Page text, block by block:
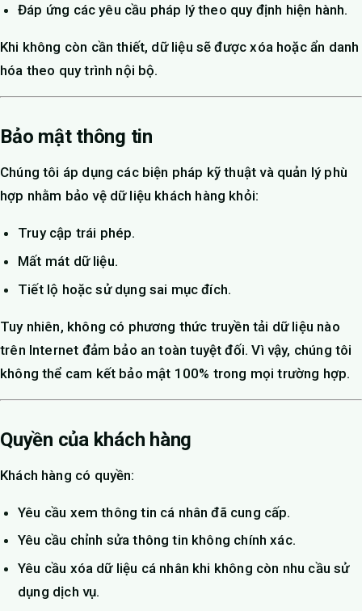
Đáp ứng các yêu cầu pháp lý theo quy định hiện hành.
Khi không còn cần thiết, dữ liệu sẽ được xóa hoặc ẩn danh
hóa theo quy trình nội bộ.
Bảo mật thông tin
Chúng tôi áp dụng các biện pháp kỹ thuật và quản lý phù
hợp nhằm bảo vệ dữ liệu khách hàng khỏi:
Truy cập trái phép.
Mất mát dữ liệu.
Tiết lộ hoặc sử dụng sai mục đích.
Tuy nhiên, không có phương thức truyền tải dữ liệu nào
trên Internet đảm bảo an toàn tuyệt đối. Vì vậy, chúng tôi
không thể cam kết bảo mật 100% trong mọi trường hợp.
Quyền của khách hàng
Khách hàng có quyền:
Yêu cầu xem thông tin cá nhân đã cung cấp.
Yêu cầu chỉnh sửa thông tin không chính xác.
Yêu cầu xóa dữ liệu cá nhân khi không còn nhu cầu sử
dụng dịch vụ.